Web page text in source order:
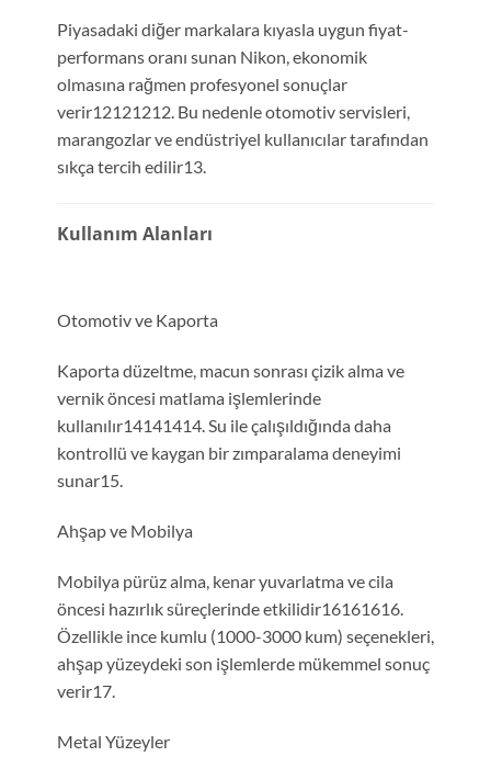
Piyasadaki diğer markalara kıyasla uygun fiyat-
performans oranı sunan Nikon, ekonomik
olmasına rağmen profesyonel sonuçlar
verir12121212. Bu nedenle otomotiv servisleri,
marangozlar ve endüstriyel kullanıcılar tarafından
sıkça tercih edilir13.
Kullanım Alanları
Otomotiv ve Kaporta
Kaporta düzeltme, macun sonrası çizik alma ve
vernik öncesi matlama işlemlerinde
kullanılır14141414. Su ile çalışıldığında daha
kontrollü ve kaygan bir zımparalama deneyimi
sunar15.
Ahşap ve Mobilya
Mobilya pürüz alma, kenar yuvarlatma ve cila
öncesi hazırlık süreçlerinde etkilidir16161616.
Özellikle ince kumlu (1000-3000 kum) seçenekleri,
ahşap yüzeydeki son işlemlerde mükemmel sonuç
verir17.
Metal Yüzeyler